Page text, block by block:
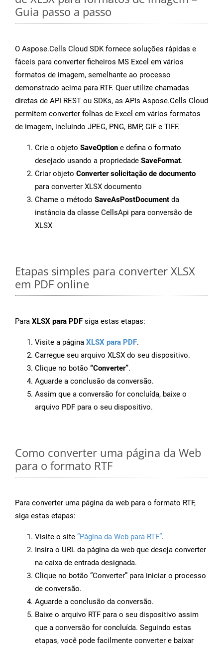
Guia passo a passo
O Aspose.Cells Cloud SDK fornece soluções rápidas e
fáceis para converter ficheiros MS Excel em vários
formatos de imagem, semelhante ao processo
demonstrado acima para RTF. Quer utilize chamadas
diretas de API REST ou SDKs, as APIs Aspose.Cells Cloud
permitem converter folhas de Excel em vários formatos
de imagem, incluindo JPEG, PNG, BMP, GIF e TIFF.
Crie o objeto SaveOption e defina o formato
desejado usando a propriedade SaveFormat.
Criar objeto Converter solicitação de documento
para converter XLSX documento
Chame o método SaveAsPostDocument da
instância da classe CellsApi para conversão de
XLSX
Etapas simples para converter XLSX
em PDF online
Para XLSX para PDF siga estas etapas:
Visite a página XLSX para PDF.
Carregue seu arquivo XLSX do seu dispositivo.
Clique no botão “Converter”.
Aguarde a conclusão da conversão.
Assim que a conversão for concluída, baixe o
arquivo PDF para o seu dispositivo.
Como converter uma página da Web
para o formato RTF
Para converter uma página da web para o formato RTF,
siga estas etapas:
Visite o site “Página da Web para RTF”.
Insira o URL da página da web que deseja converter
na caixa de entrada designada.
Clique no botão “Converter” para iniciar o processo
de conversão.
Aguarde a conclusão da conversão.
Baixe o arquivo RTF para o seu dispositivo assim
que a conversão for concluída. Seguindo estas
etapas, você pode facilmente converter e baixar